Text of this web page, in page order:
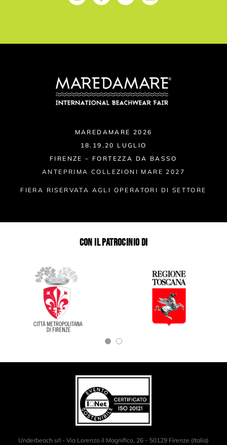
MAREDAMARE 2026
18.19.20 LUGLIO
FIRENZE – FORTEZZA DA BASSO
ANTEPRIMA COLLEZIONI MARE 2027
FIERA RISERVATA AGLI OPERATORI DI SETTORE
CON IL PATROCINIO DI
Underbeach srl - Via Lorenzo il Magnifico, 26 – 50129 Firenze (Italia)